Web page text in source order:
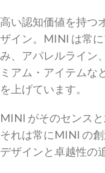
高い認知価値を持つ
ザイン。MINI は常
み、アパレルライン
ミアム・アイテムな
を上げています。
MINI がそのセンス
それは常にMINI の
デザインと卓越性の